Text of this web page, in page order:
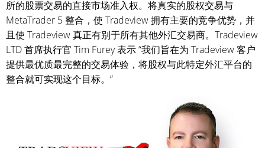
所的股票交易的直接市场准入权。将真实的股权交易与
MetaTrader 5 整合，使 Tradeview 拥有主要的竞争优势，并
且使 Tradeview 真正有别于所有其他外汇交易商。Tradeview
LTD 首席执行官 Tim Furey 表示 “我们旨在为 Tradeview 客户
提供最优质最完整的交易体验，将股权与此特定外汇平台的
整合就可实现这个目标。”